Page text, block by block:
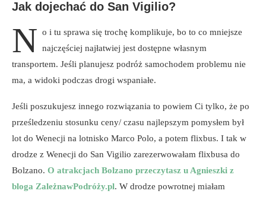
Jak dojechać do San Vigilio?
N o i tu sprawa się trochę komplikuje, bo to co mniejsze
najczęściej najłatwiej jest dostępne własnym
transportem. Jeśli planujesz podróż samochodem problemu nie
ma, a widoki podczas drogi wspaniałe.
Jeśli poszukujesz innego rozwiązania to powiem Ci tylko, że po
prześledzeniu stosunku ceny/ czasu najlepszym pomysłem był
lot do Wenecji na lotnisko Marco Polo, a potem flixbus. I tak w
drodze z Wenecji do San Vigilio zarezerwowałam flixbusa do
Bolzano. O atrakcjach Bolzano przeczytasz u Agnieszki z
bloga ZależnawPodróży.pl. W drodze powrotnej miałam